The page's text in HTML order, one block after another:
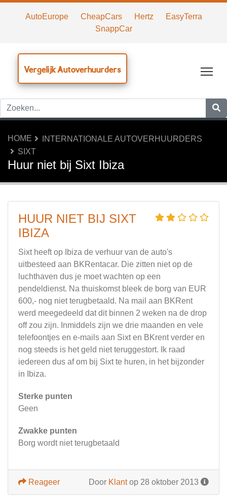
AutoEurope CheapCars Hertz
EasyTerra
SnappCar
Vergelijk Autoverhuurders
HOME
INTERNATIONALE AUTOVERHUURDERS
SIXT
Huur niet bij Sixt Ibiza
HUUR NIET BIJ SIXT
IBIZA
Sixt heeft op Ibiza de verhuur van de auto's
uitbesteed aan BKRentacar. Die zitten niet op de
luchthaven dus je moet wachten op een
pendeldienst. Na thuiskomst bleek de borg van EUR
600,- nog niet terugbetaald. Na mail aan BKRent
werd meegedeeld dat dit binnen 2 weken na de drop
off zou zijn. Inmiddels zijn we drie maanden en vele
telefoontjes en e-mails aan Sixt en BKrent verder en
nog steeds is het geld niet teruggestort. Ik raad
iedereen dus af om bij Sixt te huren, in het bijzonder
in Ibiza.
Sterke punten
Geen
Zwakke punten
Borg wordt niet terugbetaald
Door Klantop 28 oktober 2013
Reageer